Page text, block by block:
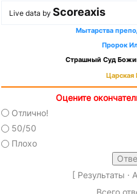
Live data by Scoreaxis
Мытарства
Пророк
Страшный Суд
Царская
Оцените
Отлично!
50/50
Плохо
[ Результаты ·